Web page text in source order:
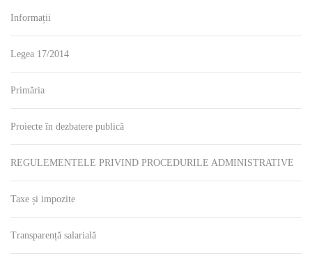
Informații
Legea 17/2014
Primăria
Proiecte în dezbatere publică
REGULEMENTELE PRIVIND PROCEDURILE ADMINISTRATIVE
Taxe și impozite
Transparență salarială